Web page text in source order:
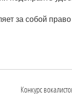
за собой
Конкурс